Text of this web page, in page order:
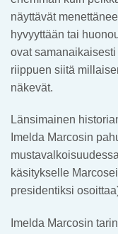
näyttävät
hyvyyttään tai
ovat
riippuen siitä
näkevät.
Länsimainen
Imelda Marcosin
käsitykselle
presidentiksi
Imelda Marcosin